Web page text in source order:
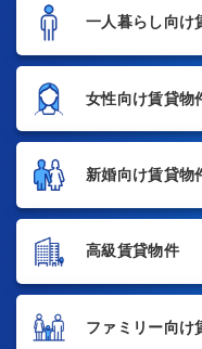
一人暮らし向け
女性向け賃貸物
新婚向け賃貸物
高級賃貸物件
ファミリー向け